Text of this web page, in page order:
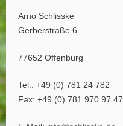
Arno Schlisske
Gerberstraße 6
77652 Offenburg
Tel.: +49 (0) 781 24 782
Fax: +49 (0) 781 970 97 47